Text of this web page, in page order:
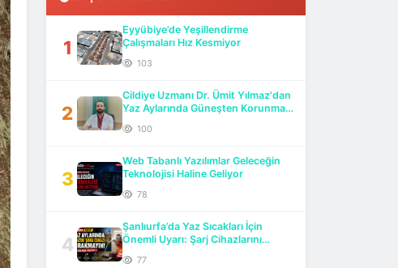
1
Eyyübiye’de Yeşillendirme
Çalışmaları Hız Kesmiyor
103
2
Cildiye Uzmanı Dr. Ümit Yılmaz'dan
Yaz Aylarında Güneşten Korunma
100
3
Web Tabanlı Yazılımlar Geleceğin
Teknolojisi Haline Geliyor
78
4
Şanlıurfa’da Yaz Sıcakları İçin
Önemli Uyarı: Şarj Cihazlarını
77